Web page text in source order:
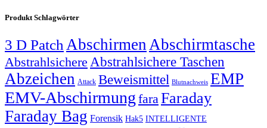
Produkt Schlagwörter
3 D Patch AbschirmenAbschirmtasche
Abstrahlsichere Abstrahlsichere Taschen
Abzeichen Attack Beweismittel Blutnachweis EMP
EMV-Abschirmung faraFaraday
Faraday Bag Forensik Hak5 INTELLIGENTE